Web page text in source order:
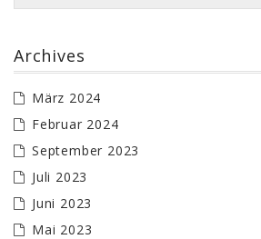
Archives
März 2024
Februar 2024
September 2023
Juli 2023
Juni 2023
Mai 2023